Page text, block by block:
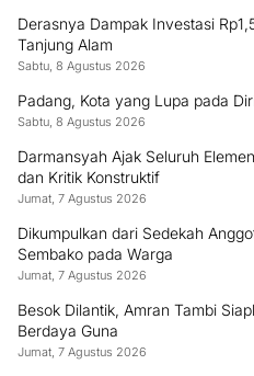
Derasnya Dampak Investasi
Tanjung Alam
Sabtu, 8 Agustus 2026
Padang, Kota yang Lupa pada
Sabtu, 8 Agustus 2026
Darmansyah Ajak Seluruh
dan Kritik Konstruktif
Jumat, 7 Agustus 2026
Dikumpulkan dari Sedekah
Sembako pada Warga
Jumat, 7 Agustus 2026
Besok Dilantik, Amran Tambi
Berdaya Guna
Jumat, 7 Agustus 2026